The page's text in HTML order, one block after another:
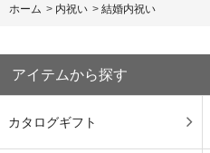
ホーム > 内祝い > 結婚内祝い
アイテムから探す
カタログギフト